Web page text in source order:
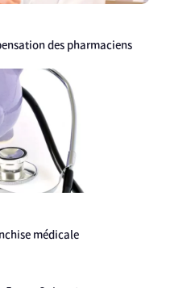
des pharmaciens
médicale